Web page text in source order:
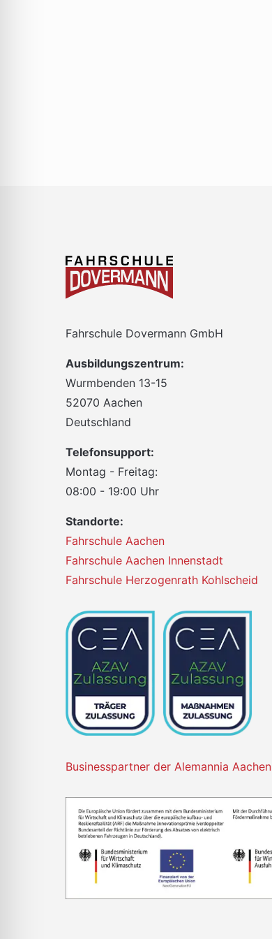
Fahrschule Dovermann GmbH
Ausbildungszentrum:
Wurmbenden 13-15
52070 Aachen
Deutschland
Telefonsupport:
Montag - Freitag:
08:00 - 19:00 Uhr
Standorte:
Fahrschule Aachen
Fahrschule Aachen Innenstadt
Fahrschule Herzogenrath Kohlscheid
Businesspartner der Alemannia Aachen